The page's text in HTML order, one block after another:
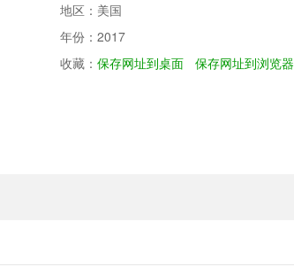
地区： 美国
年份： 2017
收藏： 保存网址到桌面 保存网址到浏览器